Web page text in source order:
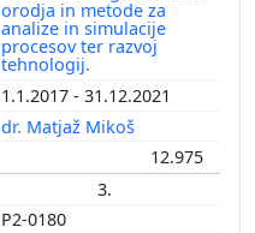
orodja in metode za
analize in simulacije
procesov ter razvoj
tehnologij.
1.1.2017 - 31.12.2021
dr. Matjaž Mikoš
12.975
3.
P2-0180